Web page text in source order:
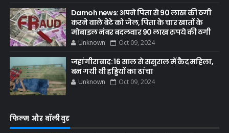
Damoh news: अपने पिता से 90 लाख की ठगी
करने वाले बेटे को जेल, पिता के चार खातों के
मोबाइल नंबर बदलवार 90 लाख रुपये की ठगी
Unknown Oct 09, 2024
जहांगीराबाद: 16 साल से ससुराल में कैद महिला,
बन गयी थी हड्डियों का ढांचा
Unknown Oct 09, 2024
फिल्म और बॉलीवुड